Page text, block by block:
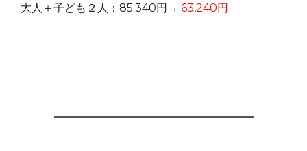
大人＋子ども２人：85.340円→ 63,240円